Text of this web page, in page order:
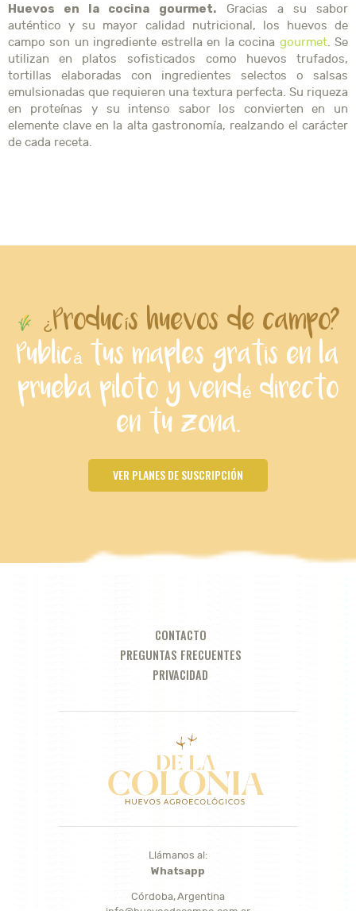
Huevos en la cocina gourmet. Gracias a su sabor
auténtico y su mayor calidad nutricional, los huevos de
campo son un ingrediente estrella en la cocina gourmet. Se
utilizan en platos sofisticados como huevos trufados,
tortillas elaboradas con ingredientes selectos o salsas
emulsionadas que requieren una textura perfecta. Su riqueza
en proteínas y su intenso sabor los convierten en un
elemente clave en la alta gastronomía, realzando el carácter
de cada receta.
¿Producís huevos de campo?
Publicá tus maples gratis en la
prueba piloto y vendé directo
en tu zona.
VER PLANES DE SUSCRIPCIÓN
CONTACTO
PREGUNTAS FRECUENTES
PRIVACIDAD
Llámanos al:
Whatsapp
Córdoba, Argentina